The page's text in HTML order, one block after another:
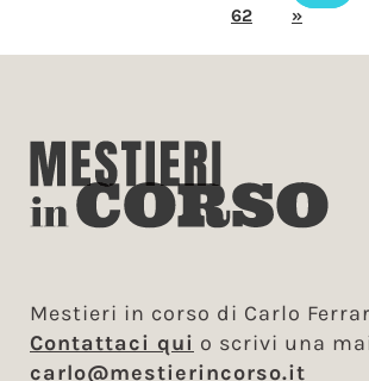
62
»
Mestieri in corso di Carlo
Contattaci qui o scrivi una
carlo@mestierincorso.it